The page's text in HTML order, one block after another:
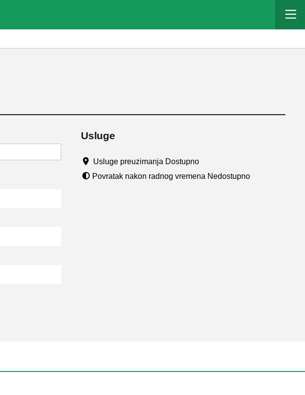
Usluge
Usluge preuzimanja Dostupno
Povratak nakon radnog vremena Nedostupno